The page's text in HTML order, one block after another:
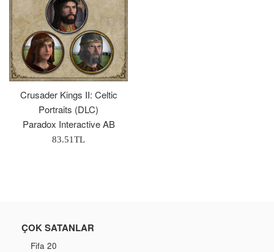
Crusader Kings II: Celtic
Portraits (DLC)
Paradox Interactive AB
Normal
83.51TL
ÇOK SATANLAR
Fifa 20